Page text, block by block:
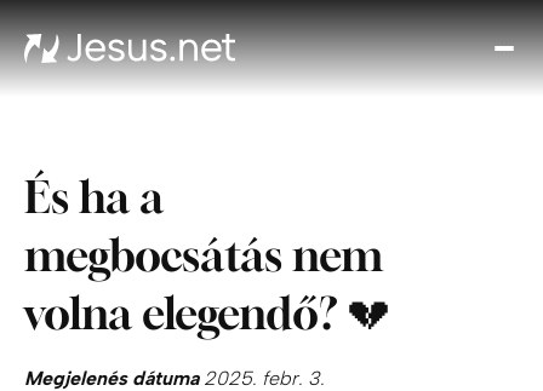
fel
És ha a
megbocsátás nem
volna elegendő? 💔
Megjelenés dátuma2025. febr. 3.